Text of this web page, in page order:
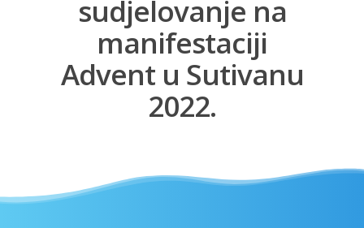
sudjelovanje na
manifestaciji
Advent u Sutivanu
2022.